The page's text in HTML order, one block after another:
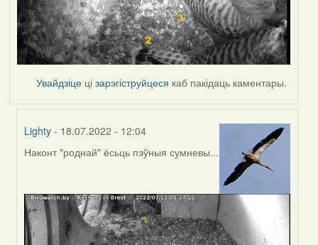
Увайдзіце цізарэгіструйцеся каб пакідаць каментары.
Lighty - 18.07.2022 - 12:04
In
by
Harrier
Наконт "роднай" ёсьць пэўныя сумневы...